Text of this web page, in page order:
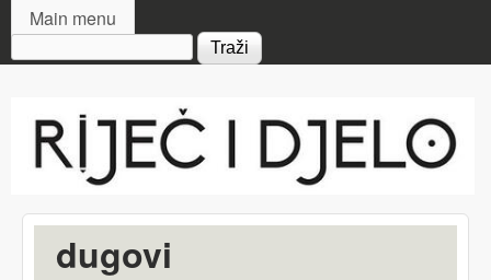
MAIN MENU
Main menu
Search form
i djelo
dugovi